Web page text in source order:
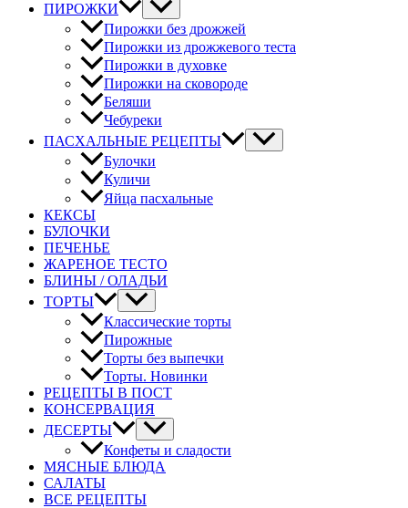
ПИРОЖКИ
Пирожки без дрожжей
Пирожки из дрожжевого теста
Пирожки в духовке
Пирожки на сковороде
Беляши
Чебуреки
ПАСХАЛЬНЫЕ РЕЦЕПТЫ
Булочки
Куличи
Яйца пасхальные
КЕКСЫ
БУЛОЧКИ
ПЕЧЕНЬЕ
ЖАРЕНОЕ ТЕСТО
БЛИНЫ / ОЛАДЬИ
ТОРТЫ
Классические торты
Пирожные
Торты без выпечки
Торты. Новинки
РЕЦЕПТЫ В ПОСТ
КОНСЕРВАЦИЯ
ДЕСЕРТЫ
Конфеты и сладости
МЯСНЫЕ БЛЮДА
САЛАТЫ
ВСЕ РЕЦЕПТЫ